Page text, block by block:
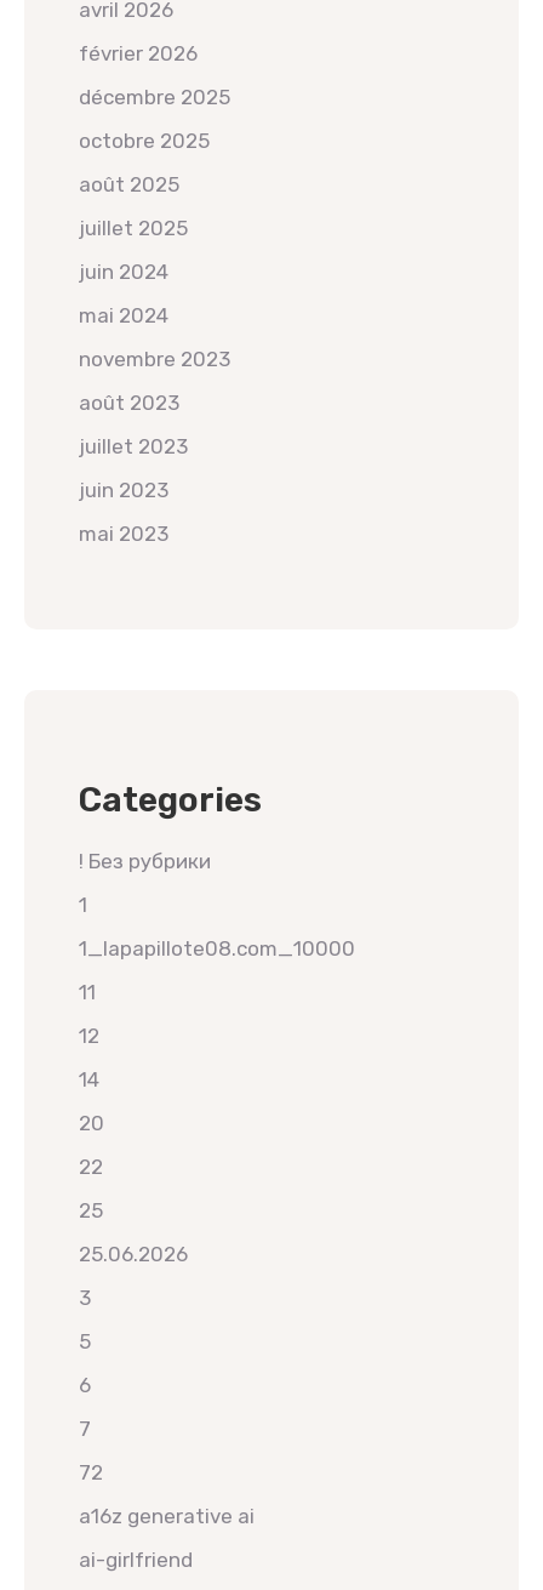
avril 2026
février 2026
décembre 2025
octobre 2025
août 2025
juillet 2025
juin 2024
mai 2024
novembre 2023
août 2023
juillet 2023
juin 2023
mai 2023
Categories
! Без рубрики
1
1_lapapillote08.com_10000
11
12
14
20
22
25
25.06.2026
3
5
6
7
72
a16z generative ai
ai-girlfriend